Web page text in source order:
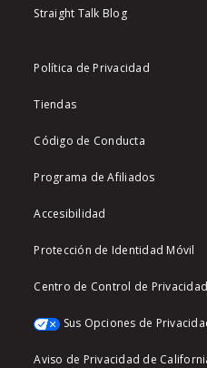
Straight Talk Blog
Política de Privacidad
Tiendas
Código de Conducta
Programa de Afiliados
Accesibilidad
Protección de Identidad Móvil
Centro de Control de Privacidad
Sus Opciones de
Aviso de Privacidad de